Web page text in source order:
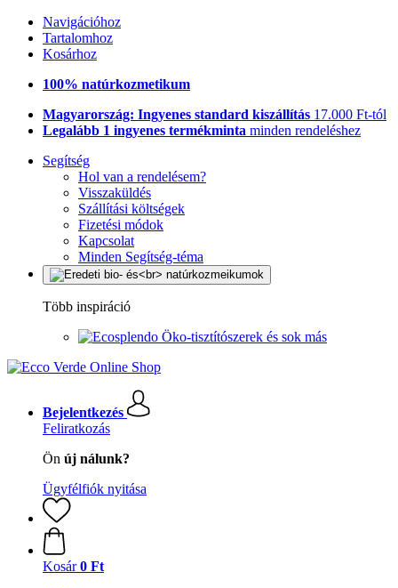
Navigációhoz
Tartalomhoz
Kosárhoz
100% natúrkozmetikum
Magyarország: Ingyenes standard kiszállítás 17.000 Ft-tól
Legalább 1 ingyenes termékminta minden rendeléshez
Segítség
Hol van a rendelésem?
Visszaküldés
Szállítási költségek
Fizetési módok
Kapcsolat
Minden Segítség-téma
Több inspiráció
Öko-tisztítószerek és sok más
Bejelentkezés
Feliratkozás
Ön új nálunk?
Ügyfélfiók nyitása
Kosár 0 Ft